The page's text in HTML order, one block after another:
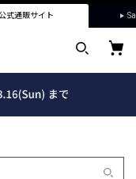
式通販サイト